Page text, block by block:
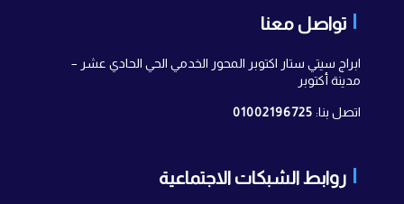
تواصل معنا
ابراج سيتي ستار اكتوبر المحور الخدمي الحي الحادي عشر –
مدينة أكتوبر
اتصل بنا: 01002196725
روابط الشبكات الاجتماعية